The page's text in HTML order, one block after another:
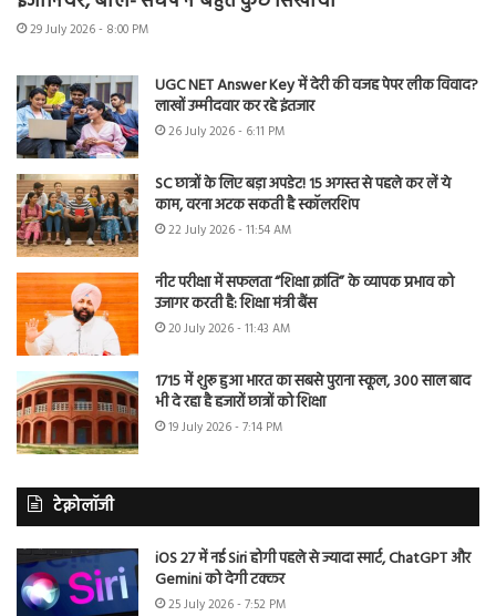
29 July 2026 - 8:00 PM
UGC NET Answer Key में देरी की वजह पेपर लीक विवाद?
लाखों उम्मीदवार कर रहे इंतजार
26 July 2026 - 6:11 PM
SC छात्रों के लिए बड़ा अपडेट! 15 अगस्त से पहले कर लें ये
काम, वरना अटक सकती है स्कॉलरशिप
22 July 2026 - 11:54 AM
नीट परीक्षा में सफलता “शिक्षा क्रांति” के व्यापक प्रभाव को
उजागर करती है: शिक्षा मंत्री बैंस
20 July 2026 - 11:43 AM
1715 में शुरू हुआ भारत का सबसे पुराना स्कूल, 300 साल बाद
भी दे रहा है हजारों छात्रों को शिक्षा
19 July 2026 - 7:14 PM
टेक्नोलॉजी
iOS 27 में नई Siri होगी पहले से ज्यादा स्मार्ट, ChatGPT और
Gemini को देगी टक्कर
25 July 2026 - 7:52 PM